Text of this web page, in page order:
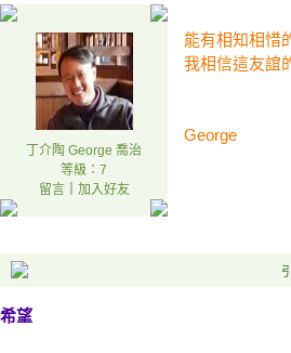
丁介陶 George 喬治
等級：7
留言｜ 加入好友
能有相知相惜
我相信這友誼
George
希望